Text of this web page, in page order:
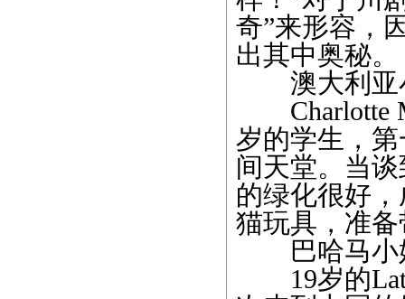
奇”来形容，
出其中奥秘。
澳大利亚
Charlotte
岁的学生，
间天堂。当
的绿化很好
猫玩具，准
巴哈马小
19岁的